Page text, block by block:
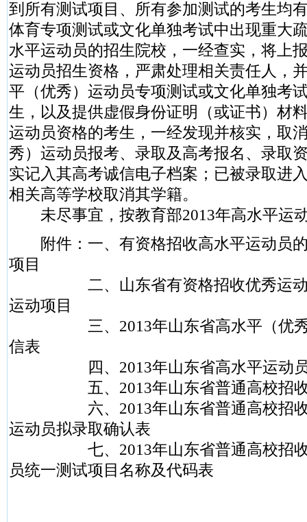
到所有测试项目、所有参加测试的考生均
体育专项测试或文化单独考试中出现重大
水平运动员的招生院校，一经查实，将上
运动员招生资格，严肃处理相关责任人，
平（优秀）运动员专项测试或文化单独考
生，以及提供虚假身份证明（或证书）材
运动员资格的考生，一经发现并核实，取
秀）运动员报考、录取及高考报名、录取
实记入其高考诚信电子档案；已被录取进
相关高等学校取消其学籍。
未尽事宜，按教育部2013年高水平运
附件：一、有资格招收高水平运动员的
项目
二、山东省有资格招收优秀运动员
运动项目
三、2013年山东省高水平（优秀
信表
四、2013年山东省高水平运动员
五、2013年山东省普通高校招收
六、2013年山东省普通高校招收
运动员拟录取确认表
七、2013年山东省普通高校招收
员统一测试项目名称及代码表